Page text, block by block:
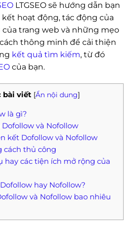
LTGSEO sẽ hướng dẫn bạn
hoạt động, tác động của
trang web và những mẹo
thông minh để cải thiện
kết quả tìm kiếm, từ đó
của bạn.
bài viết [Ẩn nội dung]
là gì?
và Nofollow
kết Dofollow và Nofollow
cách thủ công
hay các tiện ích mở rộng của
hay Nofollow?
và Nofollow bao nhiêu